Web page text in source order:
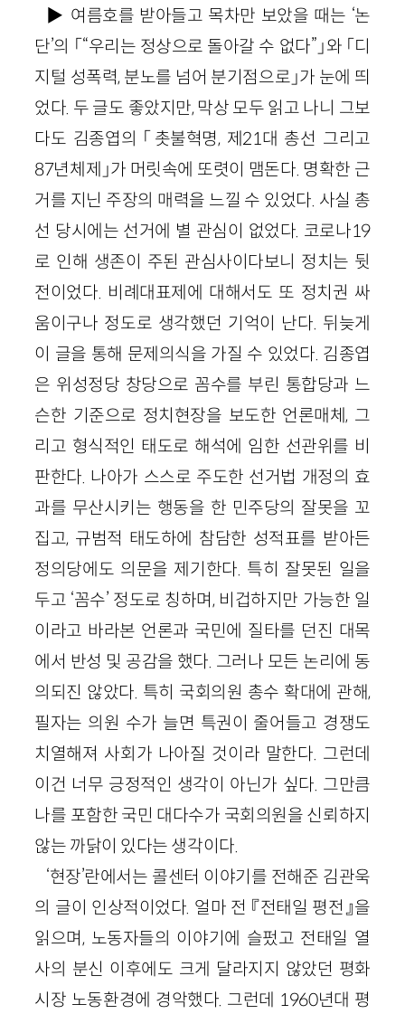
▶ 여름호를 받아들고 목차만 보았을 때는 ‘논
단’의 「“우리는 정상으로 돌아갈 수 없다”」와 「디
지털 성폭력, 분노를 넘어 분기점으로」가 눈에 띄
었다. 두 글도 좋았지만, 막상 모두 읽고 나니 그보
다도 김종엽의 「촛불혁명, 제21대 총선 그리고
87년체제」가 머릿속에 또렷이 맴돈다. 명확한 근
거를 지닌 주장의 매력을 느낄 수 있었다. 사실 총
선 당시에는 선거에 별 관심이 없었다. 코로나19
로 인해 생존이 주된 관심사이다보니 정치는 뒷
전이었다. 비례대표제에 대해서도 또 정치권 싸
움이구나 정도로 생각했던 기억이 난다. 뒤늦게
이 글을 통해 문제의식을 가질 수 있었다. 김종엽
은 위성정당 창당으로 꼼수를 부린 통합당과 느
슨한 기준으로 정치현장을 보도한 언론매체, 그
리고 형식적인 태도로 해석에 임한 선관위를 비
판한다. 나아가 스스로 주도한 선거법 개정의 효
과를 무산시키는 행동을 한 민주당의 잘못을 꼬
집고, 규범적 태도하에 참담한 성적표를 받아든
정의당에도 의문을 제기한다. 특히 잘못된 일을
두고 ‘꼼수’ 정도로 칭하며, 비겁하지만 가능한 일
이라고 바라본 언론과 국민에 질타를 던진 대목
에서 반성 및 공감을 했다. 그러나 모든 논리에 동
의되진 않았다. 특히 국회의원 총수 확대에 관해,
필자는 의원 수가 늘면 특권이 줄어들고 경쟁도
치열해져 사회가 나아질 것이라 말한다. 그런데
이건 너무 긍정적인 생각이 아닌가 싶다. 그만큼
나를 포함한 국민 대다수가 국회의원을 신뢰하지
않는 까닭이 있다는 생각이다.
‘현장’란에서는 콜센터 이야기를 전해준 김관욱
의 글이 인상적이었다. 얼마 전 『전태일 평전』을
읽으며, 노동자들의 이야기에 슬펐고 전태일 열
사의 분신 이후에도 크게 달라지지 않았던 평화
시장 노동환경에 경악했다. 그런데 1960년대 평